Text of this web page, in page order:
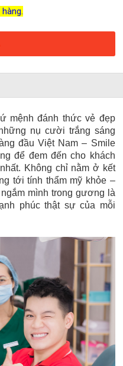
mệnh đánh thức vẻ đẹp
nụ cười trắng sáng
đầu Việt Nam – Smile
để đem đến cho khách
Không chỉ nằm ở kết
tới tính thẩm mỹ khỏe –
mình trong gương là
phúc thật sự của mỗi